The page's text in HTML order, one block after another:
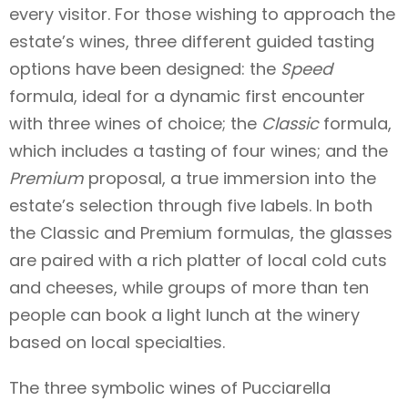
every visitor. For those wishing to approach the
estate’s wines, three different guided tasting
options have been designed: the Speed
formula, ideal for a dynamic first encounter
with three wines of choice; the Classicformula,
which includes a tasting of four wines; and the
Premium proposal, a true immersion into the
estate’s selection through five labels. In both
the Classic and Premium formulas, the glasses
are paired with a rich platter of local cold cuts
and cheeses, while groups of more than ten
people can book a light lunch at the winery
based on local specialties.
The three symbolic wines of Pucciarella